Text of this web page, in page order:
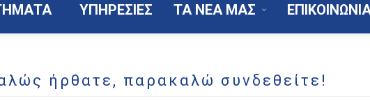
ΥΠΗΡΕΣΙΕΣ ΤΑ ΝΕΑ ΜΑΣ
ήρθατε, παρακαλώ συνδεθείτε!